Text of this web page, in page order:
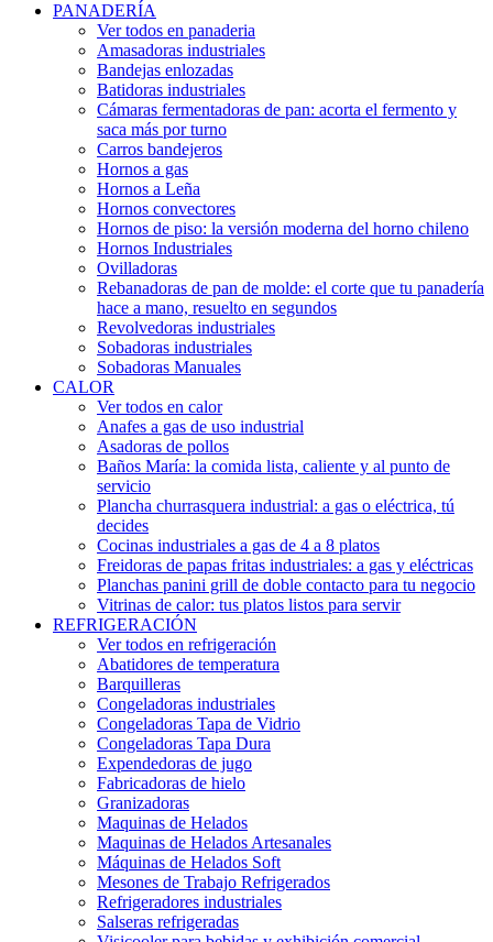
PANADERÍA
Ver todos en panaderia
Amasadoras industriales
Bandejas enlozadas
Batidoras industriales
Cámaras fermentadoras de pan: acorta el fermento y
saca más por turno
Carros bandejeros
Hornos a gas
Hornos a Leña
Hornos convectores
Hornos de piso: la versión moderna del horno chileno
Hornos Industriales
Ovilladoras
Rebanadoras de pan de molde: el corte que tu panadería
hace a mano, resuelto en segundos
Revolvedoras industriales
Sobadoras industriales
Sobadoras Manuales
CALOR
Ver todos en calor
Anafes a gas de uso industrial
Asadoras de pollos
Baños María: la comida lista, caliente y al punto de
servicio
Plancha churrasquera industrial: a gas o eléctrica, tú
decides
Cocinas industriales a gas de 4 a 8 platos
Freidoras de papas fritas industriales: a gas y eléctricas
Planchas panini grill de doble contacto para tu negocio
Vitrinas de calor: tus platos listos para servir
REFRIGERACIÓN
Ver todos en refrigeración
Abatidores de temperatura
Barquilleras
Congeladoras industriales
Congeladoras Tapa de Vidrio
Congeladoras Tapa Dura
Expendedoras de jugo
Fabricadoras de hielo
Granizadoras
Maquinas de Helados
Maquinas de Helados Artesanales
Máquinas de Helados Soft
Mesones de Trabajo Refrigerados
Refrigeradores industriales
Salseras refrigeradas